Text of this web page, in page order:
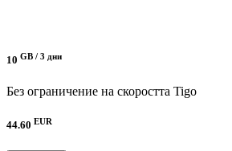
10 GB / 3 дни
Без ограничение на скоростта Tigo
44.60 EUR